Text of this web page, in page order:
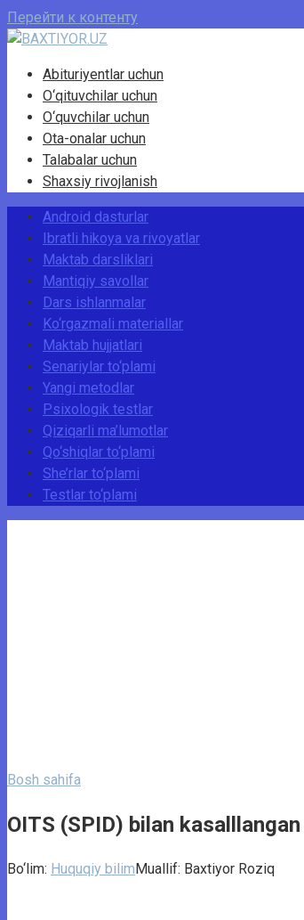
Перейти к контенту
Abituriyentlar uchun
O‘qituvchilar uchun
O‘quvchilar uchun
Ota-onalar uchun
Talabalar uchun
Shaxsiy rivojlanish
Android dasturlar
Ibratli hikoya va rivoyatlar
Maktab darsliklari
Mantiqiy savollar
Dars ishlanmalar
Ko‘rgazmali materiallar
Maktab hujjatlari
Senariylar to‘plami
Yangi metodlar
Psixologik testlar
Qiziqarli ma’lumotlar
Qo‘shiqlar to‘plami
She’rlar to‘plami
Testlar to‘plami
Bosh sahifa
OITS (SPID) bilan
Bo‘lim: Huquqiy bilimMuallif: Baxtiyor Roziq